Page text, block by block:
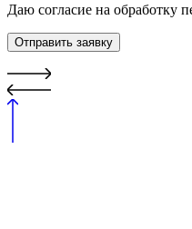
Даю согласие на обработку
Отправить заявку